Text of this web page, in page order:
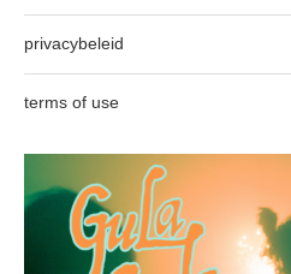
privacybeleid
terms of use